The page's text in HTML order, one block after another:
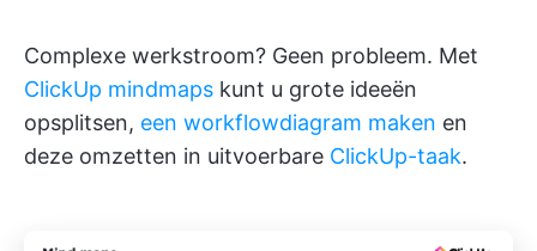
Complexe werkstroom? Geen probleem. Met
ClickUp mindmaps kunt u grote ideeën
opsplitsen, een workflowdiagram maken en
deze omzetten in uitvoerbare ClickUp-taak.